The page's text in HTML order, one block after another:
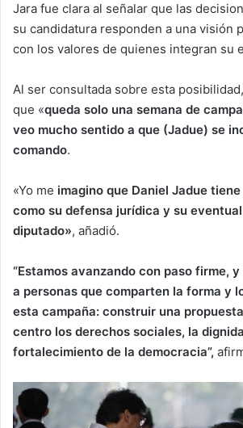
Jara fue clara al señalar que las
su candidatura responden a una visión
con los valores de quienes integran su
Al ser consultada sobre esta
que «queda solo una semana de
veo mucho sentido a que (Jadue) se
comando.
«Yo me imagino que Daniel Jadue
como su defensa jurídica y su
diputado», añadió.
“Estamos avanzando con paso firme,
a personas que comparten la forma y
esta campaña: construir una
centro los derechos sociales, la
fortalecimiento de la democracia”,